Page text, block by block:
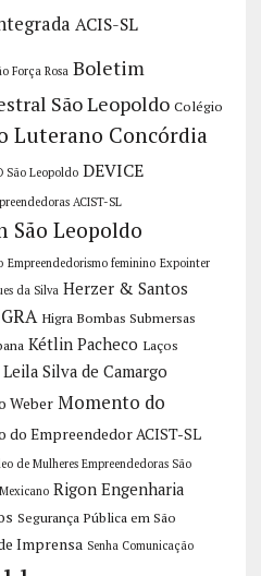
ACIS-SL
Força Rosa Boletim
São Leopoldo Colégio
Luterano Concórdia
São Leopoldo DEVICE
ACIST-SL
São Leopoldo
Empreendedorismo feminino Expointer
da Silva Herzer & Santos
Higra Bombas Submersas
Kétlin Pacheco Laços
Leila Silva de Camargo
Weber Momento do
do Empreendedor ACIST-SL
de Mulheres Empreendedoras São
Rigon Engenharia
Segurança Pública em São
Imprensa Senha Comunicação